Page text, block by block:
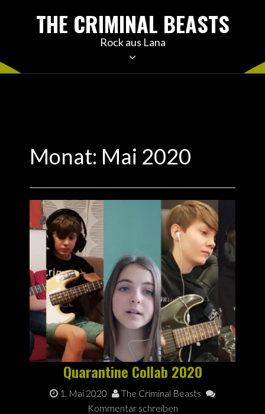
THE CRIMINAL BEASTS
Rock aus Lana
Monat: Mai 2020
Quarantine Collab 2020
1. Mai 2020
The Criminal Beasts
Kommentar schreiben